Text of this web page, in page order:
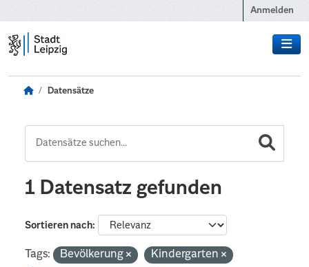
Anmelden
Datensätze
1 Datensatz gefunden
Sortieren nach
Tags: Bevölkerung
Kindergarten